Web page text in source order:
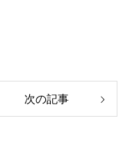
次の記事